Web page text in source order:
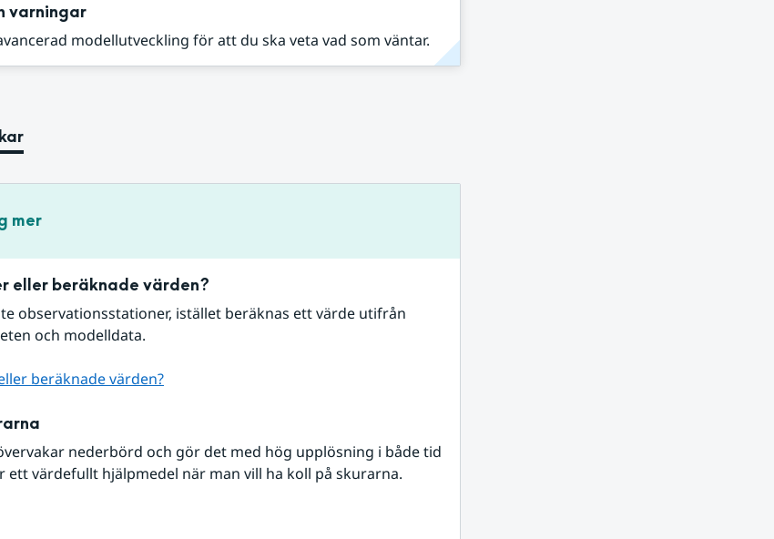
varningar
modellutveckling för att du ska veta vad som väntar.
mer
eller beräknade värden?
observationsstationer, istället beräknas ett värde utifrån
och modelldata.
beräknade värden?
nederbörd och gör det med hög upplösning i både tid
ett värdefullt hjälpmedel när man vill ha koll på skurarna.